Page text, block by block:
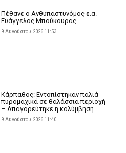
Πέθανε ο Ανθυπαστυνόμος ε.α.
Ευάγγελος Μπούκουρας
9 Αυγούστου 2026 11:53
Κάρπαθος: Εντοπίστηκαν παλιά
πυρομαχικά σε θαλάσσια περιοχή
– Απαγορεύτηκε η κολύμβηση
9 Αυγούστου 2026 11:40